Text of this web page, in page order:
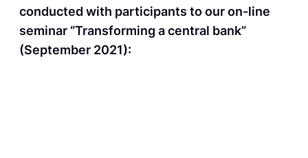
conducted with participants to our on-line
seminar “Transforming a central bank”
(September 2021):